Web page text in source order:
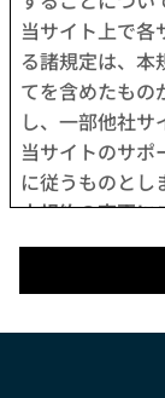
当サイト上で各
る諸規定は、本
てを含めたもの
し、一部他社サ
当サイトのサポ
に従うものとし
本規約の変更に
1. 当社は、会
することがで
2. 前項の変更
時点で、全ての